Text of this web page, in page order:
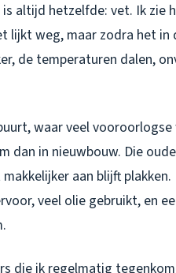
altijd hetzelfde: vet. Ik zie
lijkt weg, maar zodra het
de temperaturen dalen,
waar veel
dan in nieuwbouw. Die
aan blijft
veel olie gebruikt, en
die ik regelmatig